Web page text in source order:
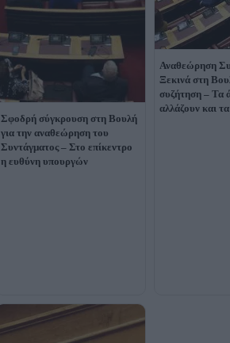
Σφοδρή σύγκρουση στη Βουλή
για την αναθεώρηση του
Συντάγματος – Στο επίκεντρο
η ευθύνη υπουργών
Αναθεώρηση
Ξεκινά στη
συζήτηση – Τα
αλλάζουν και